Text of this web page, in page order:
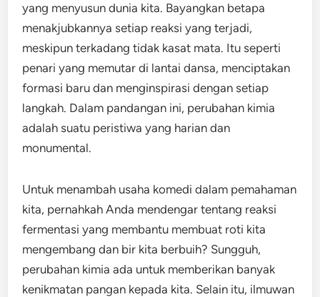
yang menyusun dunia kita. Bayangkan betapa
menakjubkannya setiap reaksi yang terjadi,
meskipun terkadang tidak kasat mata. Itu seperti
penari yang memutar di lantai dansa, menciptakan
formasi baru dan menginspirasi dengan setiap
langkah. Dalam pandangan ini, perubahan kimia
adalah suatu peristiwa yang harian dan
monumental.
Untuk menambah usaha komedi dalam pemahaman
kita, pernahkah Anda mendengar tentang reaksi
fermentasi yang membantu membuat roti kita
mengembang dan bir kita berbuih? Sungguh,
perubahan kimia ada untuk memberikan banyak
kenikmatan pangan kepada kita. Selain itu, ilmuwan